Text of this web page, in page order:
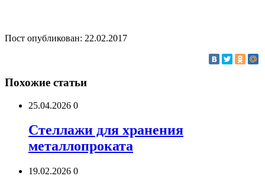
Пост опубликован: 22.02.2017
Похожие статьи
25.04.2026 0
Стеллажи для хранения
металлопроката
19.02.2026 0